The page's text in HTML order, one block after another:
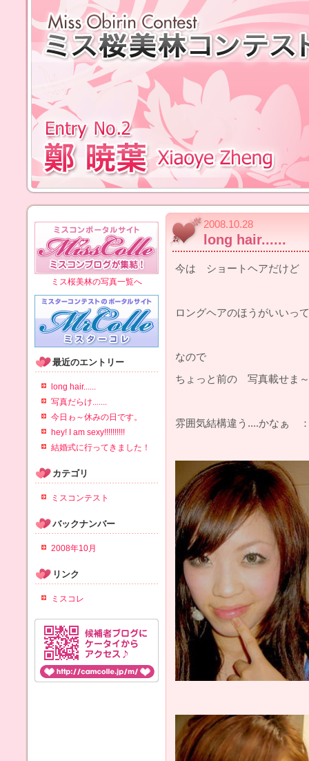
2008.10.28
long hair......
今は ショートヘアだけど
ロングヘアのほうがいいっ
なので
ちょっと前の 写真載せ
雰囲気結構違う....かなぁ
ミス桜美林の写真一覧へ
最近のエントリー
long hair......
写真だらけ.......
今日ゎ～休みの日です。
hey! I am sexy!!!!!!!!!!
結婚式に行ってきました！
カテゴリ
ミスコンテスト
バックナンバー
2008年10月
リンク
ミスコレ